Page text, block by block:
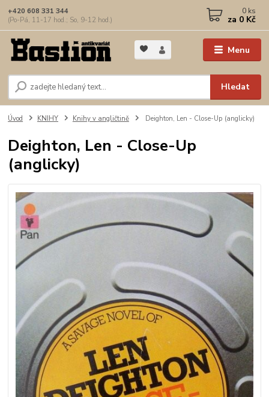
Menu
Hledat
+420 608 331 344
(Po-Pá, 11-17 hod.; So, 9-12 hod.)
0 ks
za 0 Kč
Úvod KNIHY Knihy v angličtině Deighton, Len - Close-Up (anglicky)
Deighton, Len - Close-Up
(anglicky)